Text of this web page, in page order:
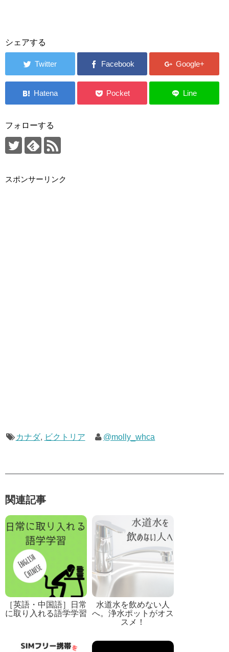
シェアする
フォローする
スポンサーリンク
カナダ, ビクトリア @molly_whca
関連記事
［英語・中国語］日常
に取り入れる語学学習
水道水を飲めない人
へ。浄水ポットがオス
スメ！